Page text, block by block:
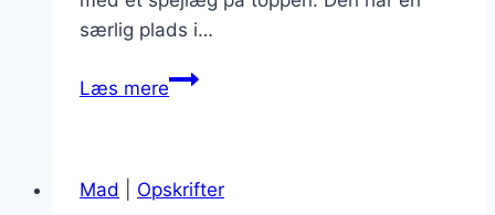
særlig plads i…
Læs mereBrændende
unikke
Mad Opskrifter